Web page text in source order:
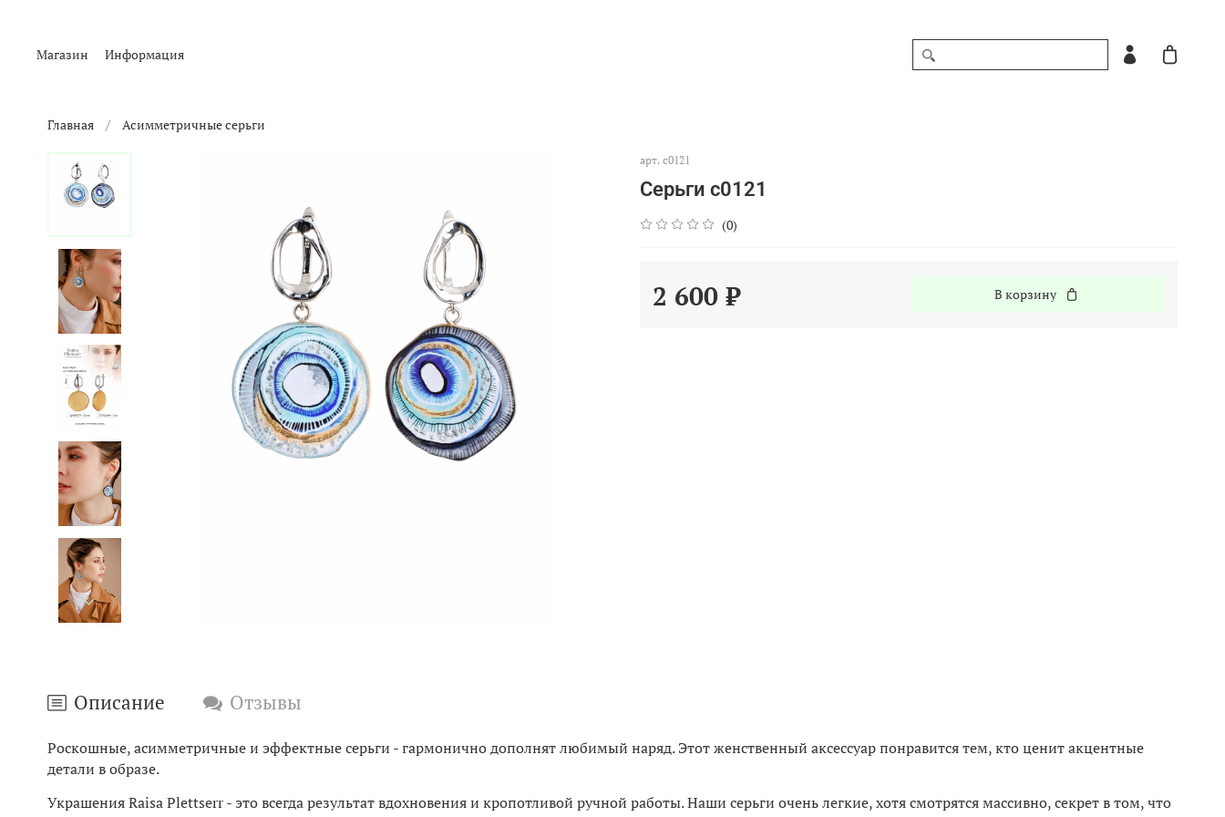
Магазин Информация
Главная Асимметричные серьги
арт. с0121
Серьги с0121
(0)
2 600 ₽ В корзину
Описание Отзывы
Роскошные, асимметричные и эффектные серьги - гармонично дополнят любимый наряд. Этот женственный аксессуар понравится тем, кто ценит акцентные
детали в образе.
Украшения Raisa Plettserr - это всегда результат вдохновения и кропотливой ручной работы. Наши серьги очень легкие, хотя смотрятся массивно, секрет в том, что